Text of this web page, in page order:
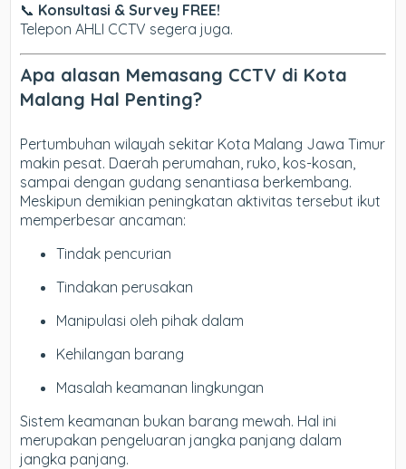
📞 Konsultasi & Survey FREE!
Telepon AHLI CCTV segera juga.
Apa alasan Memasang CCTV di Kota
Malang Hal Penting?
Pertumbuhan wilayah sekitar Kota Malang Jawa Timur
makin pesat. Daerah perumahan, ruko, kos-kosan,
sampai dengan gudang senantiasa berkembang.
Meskipun demikian peningkatan aktivitas tersebut ikut
memperbesar ancaman:
Tindak pencurian
Tindakan perusakan
Manipulasi oleh pihak dalam
Kehilangan barang
Masalah keamanan lingkungan
Sistem keamanan bukan barang mewah. Hal ini
merupakan pengeluaran jangka panjang dalam
jangka panjang.